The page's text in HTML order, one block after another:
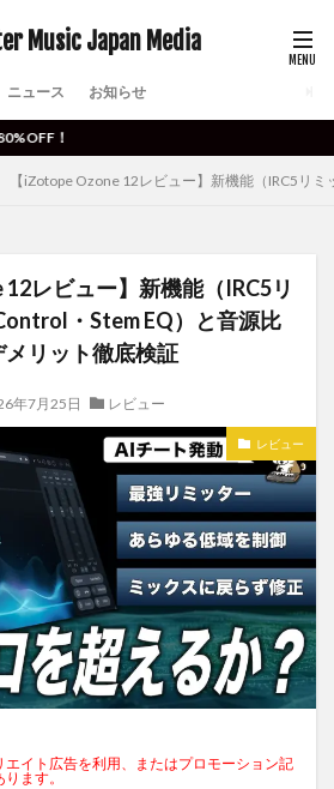
Music Japan Media
ニュース お知らせ
【iZotope Ozone 12レビュー】新機能（IRC5リ
12レビュー】新機能（IRC5リ
・Stem EQ）と音源比
リット徹底検証
年7月25日 レビュー
レビュー
イト広告を利用、またはプロモーション記
ます。